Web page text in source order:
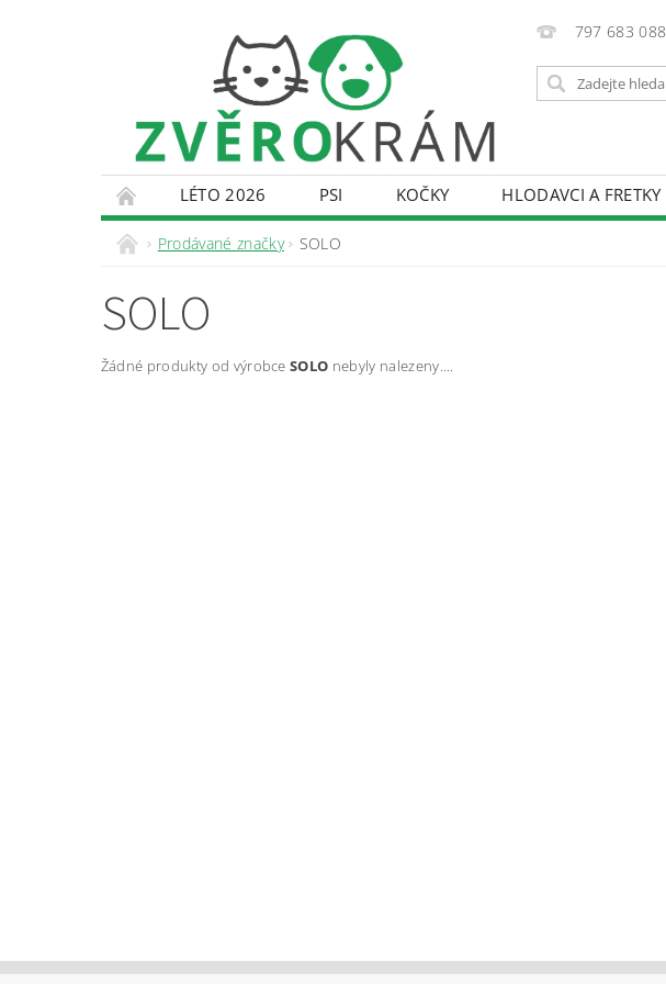
797 683 088
LÉTO 2026 PSI KOČKY HLODAVCI A FRETKY
KONTAKTY
DOPRAVA A PLATBA
Prodávané značky SOLO
SOLO
Žádné produkty od výrobceSOLO nebyly nalezeny....